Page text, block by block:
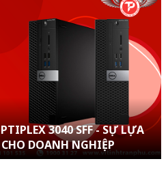
3040 SFF - SỰ LỰA
DOANH NGHIỆP